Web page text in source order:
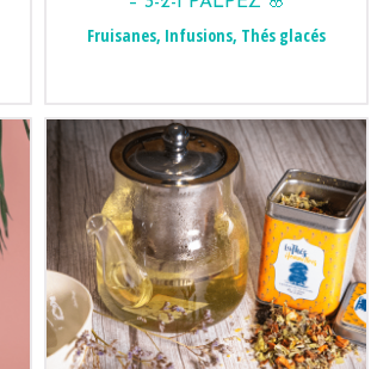
Fruisanes, Infusions, Thés glacés